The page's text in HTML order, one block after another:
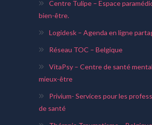
Centre Tulipe – Espace
bien-être.
Logidesk – Agenda en ligne
Réseau TOC – Belgique
VitaPsy – Centre de santé
mieux-être
Privium- Services pour les
de santé